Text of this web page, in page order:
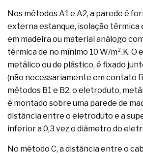
Nos métodos A1 e A2, a parede é
externa estanque, isolação térmica
em madeira ou material análogo
térmica de no mínimo 10 W/m².K. O
metálico ou de plástico, é fixado
(não necessariamente em contato
métodos B1 e B2, o eletroduto,
é montado sobre uma parede de
distância entre o eletroduto e a
inferior a 0,3 vez o diâmetro do
No método C, a distância entre o